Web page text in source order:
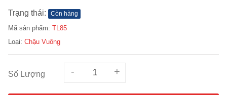
Trạng thái: Còn hàng
Mã sản phẩm: TL85
Loại: Chậu Vuông
Số Lượng - +